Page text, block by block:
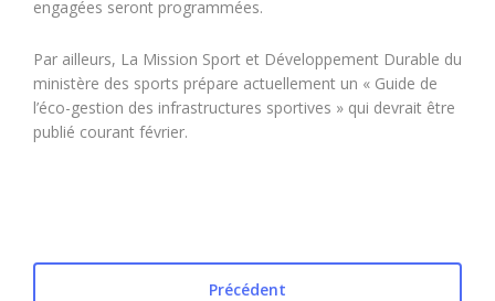
engagées seront programmées.
Par ailleurs, La Mission Sport et Développement Durable du
ministère des sports prépare actuellement un « Guide de
l’éco-gestion des infrastructures sportives » qui devrait être
publié courant février.
Précédent